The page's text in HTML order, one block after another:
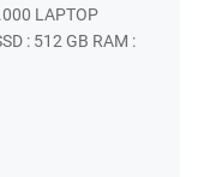
LAPTOP
: 512 GB RAM :